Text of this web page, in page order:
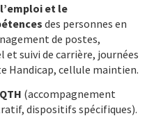
et le
des personnes en
de postes,
suivi de carrière, journées
Handicap, cellule maintien.
(accompagnement
dispositifs spécifiques).